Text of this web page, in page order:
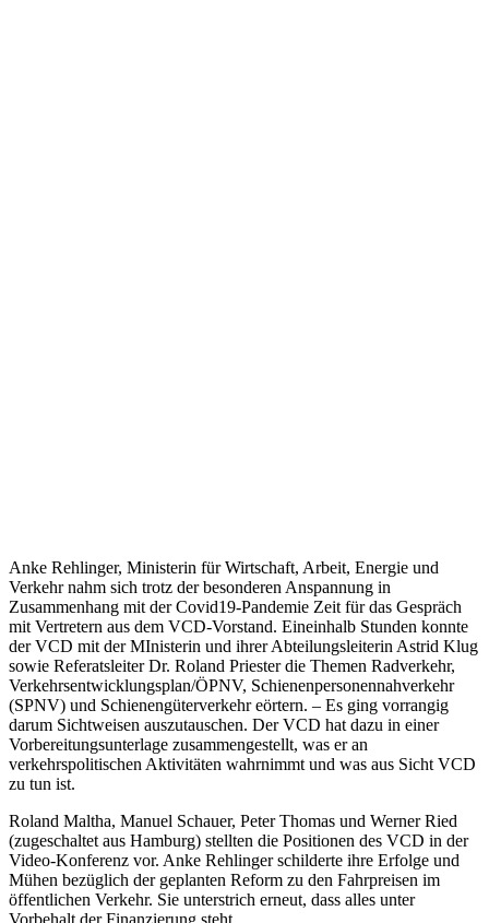
Anke Rehlinger, Ministerin für Wirtschaft, Arbeit, Energie und
Verkehr nahm sich trotz der besonderen Anspannung in
Zusammenhang mit der Covid19-Pandemie Zeit für das Gespräch
mit Vertretern aus dem VCD-Vorstand. Eineinhalb Stunden konnte
der VCD mit der MInisterin und ihrer Abteilungsleiterin Astrid Klug
sowie Referatsleiter Dr. Roland Priester die Themen Radverkehr,
Verkehrsentwicklungsplan/ÖPNV, Schienenpersonennahverkehr
(SPNV) und Schienengüterverkehr eörtern. – Es ging vorrangig
darum Sichtweisen auszutauschen. Der VCD hat dazu in einer
Vorbereitungsunterlage zusammengestellt, was er an
verkehrspolitischen Aktivitäten wahrnimmt und was aus Sicht VCD
zu tun ist.
Roland Maltha, Manuel Schauer, Peter Thomas und Werner Ried
(zugeschaltet aus Hamburg) stellten die Positionen des VCD in der
Video-Konferenz vor. Anke Rehlinger schilderte ihre Erfolge und
Mühen bezüglich der geplanten Reform zu den Fahrpreisen im
öffentlichen Verkehr. Sie unterstrich erneut, dass alles unter
Vorbehalt der Finanzierung steht.